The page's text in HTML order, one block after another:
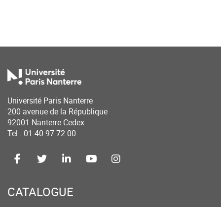
Université Paris Nanterre
200 avenue de la République
92001 Nanterre Cedex
Tel : 01 40 97 72 00
CATALOGUE